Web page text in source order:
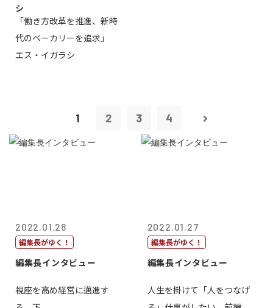
シ
「働き方改革を推進、新時
代のベーカリーを追求」
エス・イガラシ
1 2 3 4
2022.01.28
編集長がゆく！
編集長インタビュー
視座を高め経営に邁進す
2022.01.27
編集長がゆく！
編集長インタビュー
人生を掛けて「人をつなげ